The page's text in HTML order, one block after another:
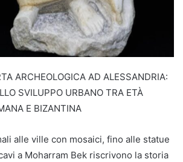
ARCHEOLOGICA AD ALESSANDRIA:
SVILUPPO URBANO TRA ETÀ
E BIZANTINA
alle ville con mosaici, fino alle statue
a Moharram Bek riscrivono la storia